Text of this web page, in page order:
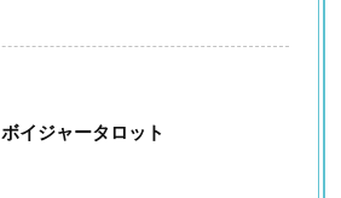
ボイジャータロット